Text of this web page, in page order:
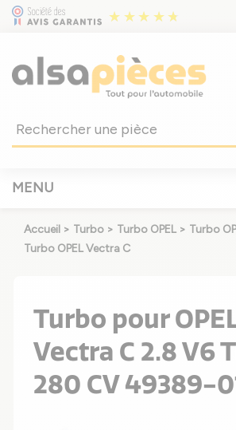
MENU
Accueil > Turbo > Turbo OPEL > Turbo
Turbo OPEL Vectra C
Turbo pour
Vectra C 2.8 V6
280 CV 49389-